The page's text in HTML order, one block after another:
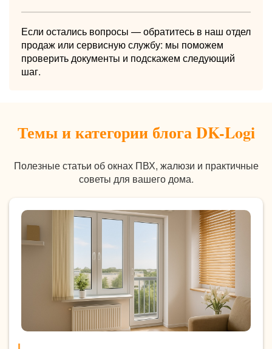
Если остались вопросы — обратитесь в наш отдел
продаж или сервисную службу: мы поможем
проверить документы и подскажем следующий
шаг.
Темы и категории блога DK-Logi
Полезные статьи об окнах ПВХ, жалюзи и практичные
советы для вашего дома.